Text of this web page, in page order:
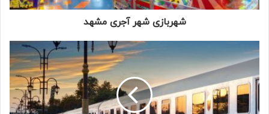
شهربازی شهر آجری مشهد